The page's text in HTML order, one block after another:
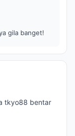
gila banget!
tkyo88 bentar